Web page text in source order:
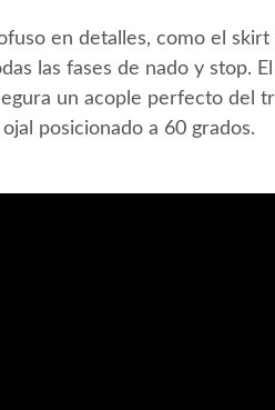
en detalles, como el
las fases de nado y stop.
un acople perfecto del
posicionado a 60 grados.